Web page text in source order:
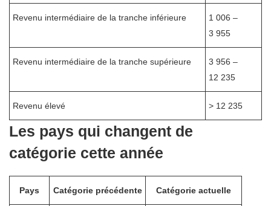
Revenu intermédiaire de la tranche inférieure
1 006 –
3 955
Revenu intermédiaire de la tranche supérieure
3 956 –
12 235
Revenu élevé > 12 235
Les pays qui changent de
catégorie cette année
Pays Catégorie précédente Catégorie actuelle